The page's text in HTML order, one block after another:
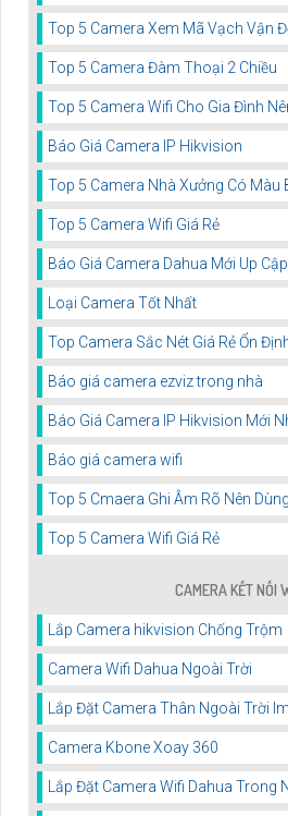
Top 5 Camera Xem Mã Vạch Vận
Top 5 Camera Đàm Thoại 2 Chiều
Top 5 Camera Wifi Cho Gia Đình
Báo Giá Camera IP Hikvision
Top 5 Camera Nhà Xưởng Có Màu
Top 5 Camera Wifi Giá Rẻ
Báo Giá Camera Dahua Mới Up
Loại Camera Tốt Nhất
Top Camera Sắc Nét Giá Rẻ Ổn
Báo giá camera ezviz trong nhà
Báo Giá Camera IP Hikvision Mới
Báo giá camera wifi
Top 5 Cmaera Ghi Âm Rõ Nên Dùng
Top 5 Camera Wifi Giá Rẻ
CAMERA KẾT NỐI
Lắp Camera hikvision Chống Trộm
Camera Wifi Dahua Ngoài Trời
Lắp Đặt Camera Thân Ngoài Trời
Camera Kbone Xoay 360
Lắp Đặt Camera Wifi Dahua Trong